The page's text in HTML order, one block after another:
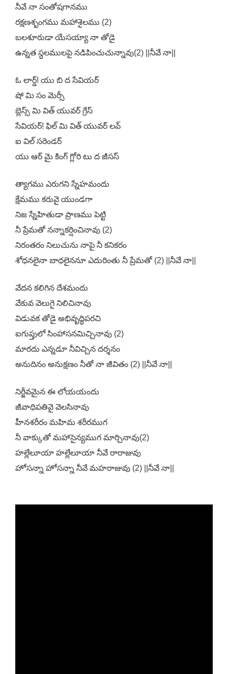
నీవే నా సంతోషగానము
రక్షణశృంగము మహాశైలము (2)
బలశూరుడా యేసయ్యా నా తోడై
ఉన్నత స్ధలములపై నడిపించుచున్నావు(2) ||నీవే నా||
ఓ లార్డ్! యు బి ద సేవియర్
షో మి సం మెర్సీ
బ్లెస్స్ మి విత్ యువర్ గ్రేస్
సేవియర్! ఫిల్ మి విత్ యువర్ లవ్
ఐ విల్ సరెండర్
యు ఆర్ మై కింగ్ గ్లోరి టు ద జీసస్
త్యాగము ఎరుగని స్నేహమందు
క్షేమము కరువై యుండగా
నిజ స్నేహితుడా ప్రాణము పెట్టి
నీ ప్రేమతో నన్నాకర్షించినావు (2)
నిరంతరం నిలుచును నాపై నీ కనికరం
శోధనలైనా బాధలైననూ ఎదురింతు నీ ప్రేమతో (2) ||నీవే నా||
వేదన కలిగిన దేశమందు
వేకువ వెలుగై నిలిచినావు
విడువక తోడై అభివృద్ధిపరచి
ఐగుప్తులో సింహాసనమిచ్చినావు (2)
మారదు ఎన్నడూ నీవిచ్చిన దర్శనం
అనుదినం అనుక్షణం నీతో నా జీవితం (2) ||నీవే నా||
నిర్జీవమైన ఈ లోయయందు
జీవాధిపతివై వెలసినావు
హీనశరీరం మహిమ శరీరముగ
నీ వాక్కుతో మహాసైన్యముగ మార్చినావు(2)
హల్లేలూయా హల్లేలూయా నీవే రారాజువు
హోసన్నా హోసన్నా నీవే మహరాజువు (2) ||నీవే నా||